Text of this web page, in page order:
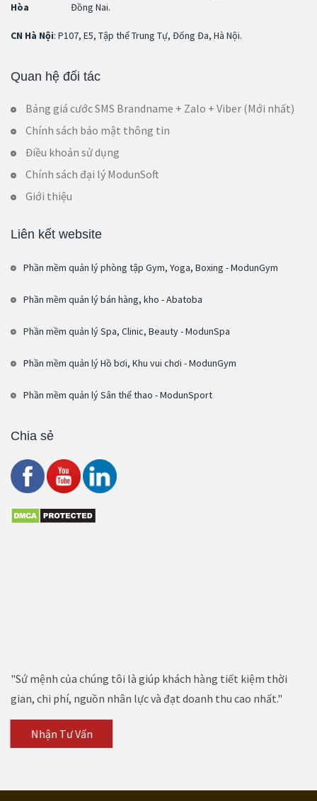
Hòa
Đồng Nai.
CN Hà Nội: P107, E5, Tập thể Trung Tự, Đống Đa, Hà Nội.
Quan hệ đối tác
Bảng giá cước SMS Brandname + Zalo + Viber (Mới nhất)
Chính sách bảo mật thông tin
Điều khoản sử dụng
Chính sách đại lý ModunSoft
Giới thiệu
Liên kết website
Phần mềm quản lý phòng tập Gym, Yoga, Boxing - ModunGym
Phần mềm quản lý bán hàng, kho - Abatoba
Phần mềm quản lý Spa, Clinic, Beauty - ModunSpa
Phần mềm quản lý Hồ bơi, Khu vui chơi - ModunGym
Phần mềm quản lý Sân thể thao - ModunSport
Chia sẻ
"Sứ mệnh của chúng tôi là giúp khách hàng tiết kiệm thời
gian, chi phí, nguồn nhân lực và đạt doanh thu cao nhất."
Nhận Tư Vấn